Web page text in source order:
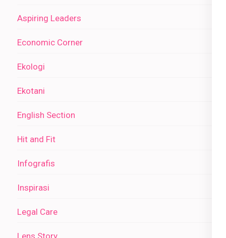
Aspiring Leaders
Economic Corner
Ekologi
Ekotani
English Section
Hit and Fit
Infografis
Inspirasi
Legal Care